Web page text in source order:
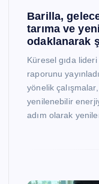
Barilla,
tarıma ve
odaklanarak
Küresel gıda
raporunu
yönelik
yenilenebilir
adım olarak